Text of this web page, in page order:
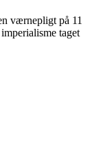
værnepligt på 11
taget